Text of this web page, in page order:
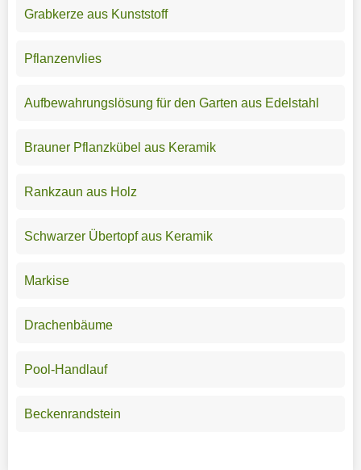
Grabkerze aus Kunststoff
Pflanzenvlies
Aufbewahrungslösung für den Garten aus Edelstahl
Brauner Pflanzkübel aus Keramik
Rankzaun aus Holz
Schwarzer Übertopf aus Keramik
Markise
Drachenbäume
Pool-Handlauf
Beckenrandstein